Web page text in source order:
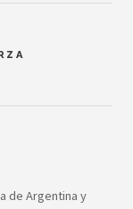
de Argentina y